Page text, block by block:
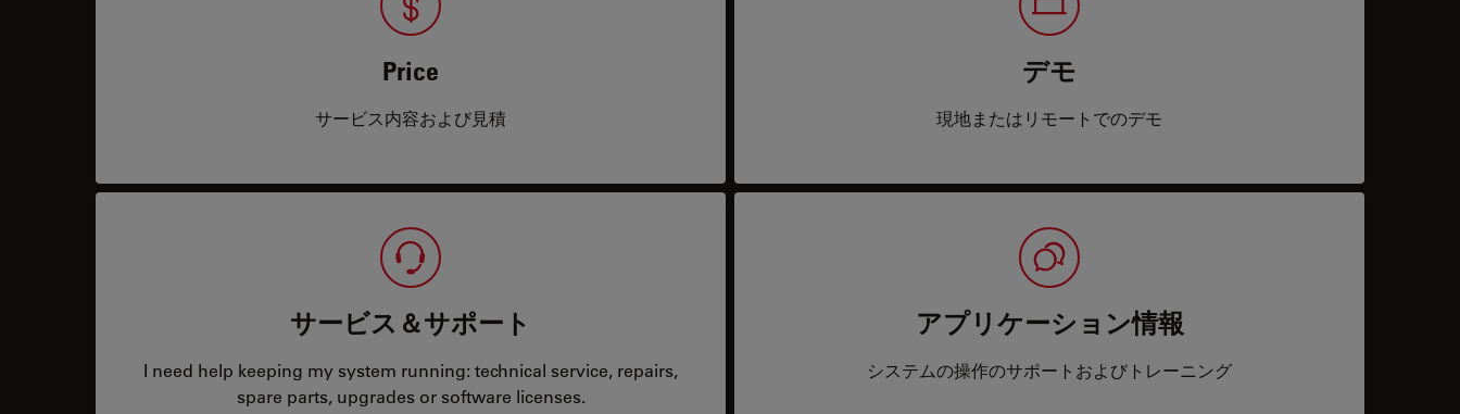
Price
サービス内容および見積
デモ
現地またはリモートでのデモ
サービス＆サポート
I need help keeping my system running: technical service, repairs,
spare parts, upgrades or software licenses.
アプリケーション情報
システムの操作のサポートおよびトレーニング